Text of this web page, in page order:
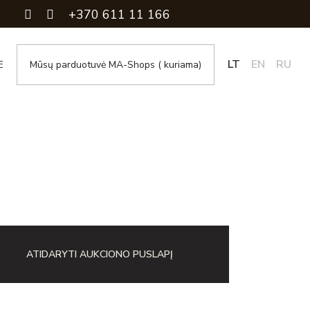
+370 611 11 166
Mūsų parduotuvė MA-Shops ( kuriama) LT EN RU
ATIDARYTI AUKCIONO PUSLAPĮ